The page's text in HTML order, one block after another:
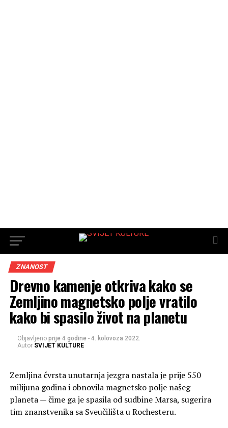
ZNANOST
Drevno kamenje otkriva kako se
Zemljino magnetsko polje vratilo
kako bi spasilo život na planetu
Objavljeno prije 4 godine - 4. kolovoza 2022.
Autor SVIJET KULTURE
Zemljina čvrsta unutarnja jezgra nastala je prije 550
milijuna godina i obnovila magnetsko polje našeg
planeta — čime ga je spasila od sudbine Marsa, sugerira
tim znanstvenika sa Sveučilišta u Rochesteru.